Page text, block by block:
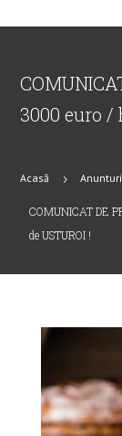
3000 euro /
Acasă 5
COMUNICAT DE
de USTUROI !